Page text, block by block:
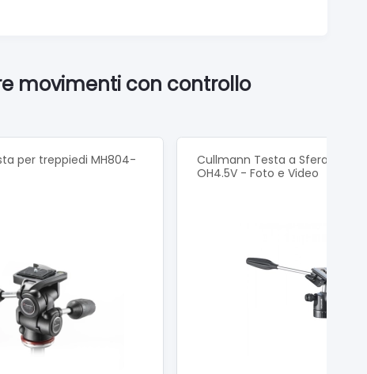
movimenti con controllo
per treppiedi MH804-
Cullmann Testa a Sfera con
OH4.5V - Foto e Video